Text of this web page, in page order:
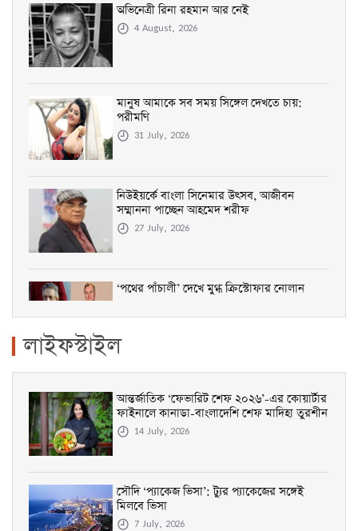
অভিনেত্রী রিনা রহমান আর নেই
4 August, 2026
মানুষ আমাকে সব সময় সিঙ্গেল দেখতে চায়:
পরীমণি
31 July, 2026
নিউইয়র্কে বাংলা সিনেমার উৎসব, আজীবন
সম্মাননা পাচ্ছেন আহমেদ শরীফ
27 July, 2026
‘পথের পাঁচালী’ দেখে মুগ্ধ ক্রিস্টোফার নোলান
সঞ্জয় ও প্রীতম
19 July, 2026
হ্যারি কেইনও পারলেন না পরীমনির বিয়ে ঠেকাতে
16 July, 2026
লাইফস্টাইল
আন্তর্জাতিক ‘ফেভারিট শেফ ২০২৬’-এর কোয়ার্টার
ফাইনালে কানাডা-বাংলাদেশি শেফ মাদিহা তুরশীন
14 July, 2026
সৌদি ‘প্যাকেজ ভিসা’: ট্যুর প্যাকেজের সঙ্গেই
মিলবে ভিসা
7 July, 2026